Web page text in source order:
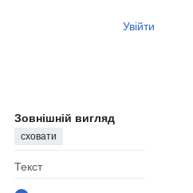
Увійти
Зовнішній вигляд
сховати
Текст